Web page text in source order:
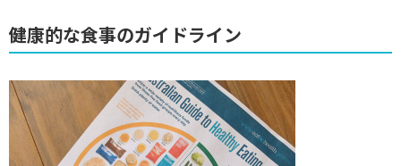
健康的な食事のガイドライン